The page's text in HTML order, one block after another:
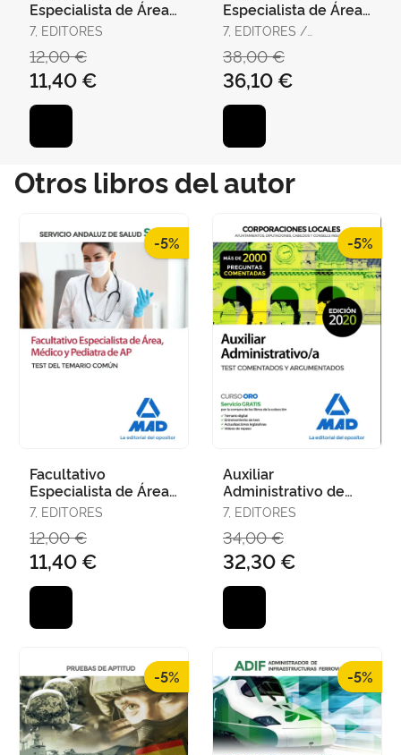
Especialista de Área,
Médico y Pediatra de
Atención Primaria del
Ser
7, EDITORES
12,00 €
11,40 €
Especialista de Área,
Médico y Pediatra de
Atención Primaria del
Ser
7, EDITORES /
FRANCISCO ENRIQUE /
GÓMEZ MARTÍNEZ,
DOMINGO / GUERRERO
ARROYO, JOSÉ
38,00 €
36,10 €
Otros libros del autor
-5%
Facultativo
Especialista de Área,
Médico y Pediatra de
Atención Primaria del
Ser
7, EDITORES
12,00 €
11,40 €
-5%
Auxiliar
Administrativo de
Corporaciones
Locales. Test
Comentados y
Argumentados
7, EDITORES
34,00 €
32,30 €
-5% -5%